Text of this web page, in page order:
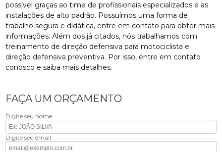
possível graças ao time de profissionais especializados e as
instalações de alto padrão. Possuímos uma forma de
trabalho segura e didática, entre em contato para obter mais
informações. Além dos já citados, nós trabalhamos com
treinamento de direção defensiva para motociclista e
direção defensiva preventiva. Por isso, entre em contato
conosco e saiba mais detalhes.
FAÇA UM ORÇAMENTO
Digite seu nome
Digite seu email